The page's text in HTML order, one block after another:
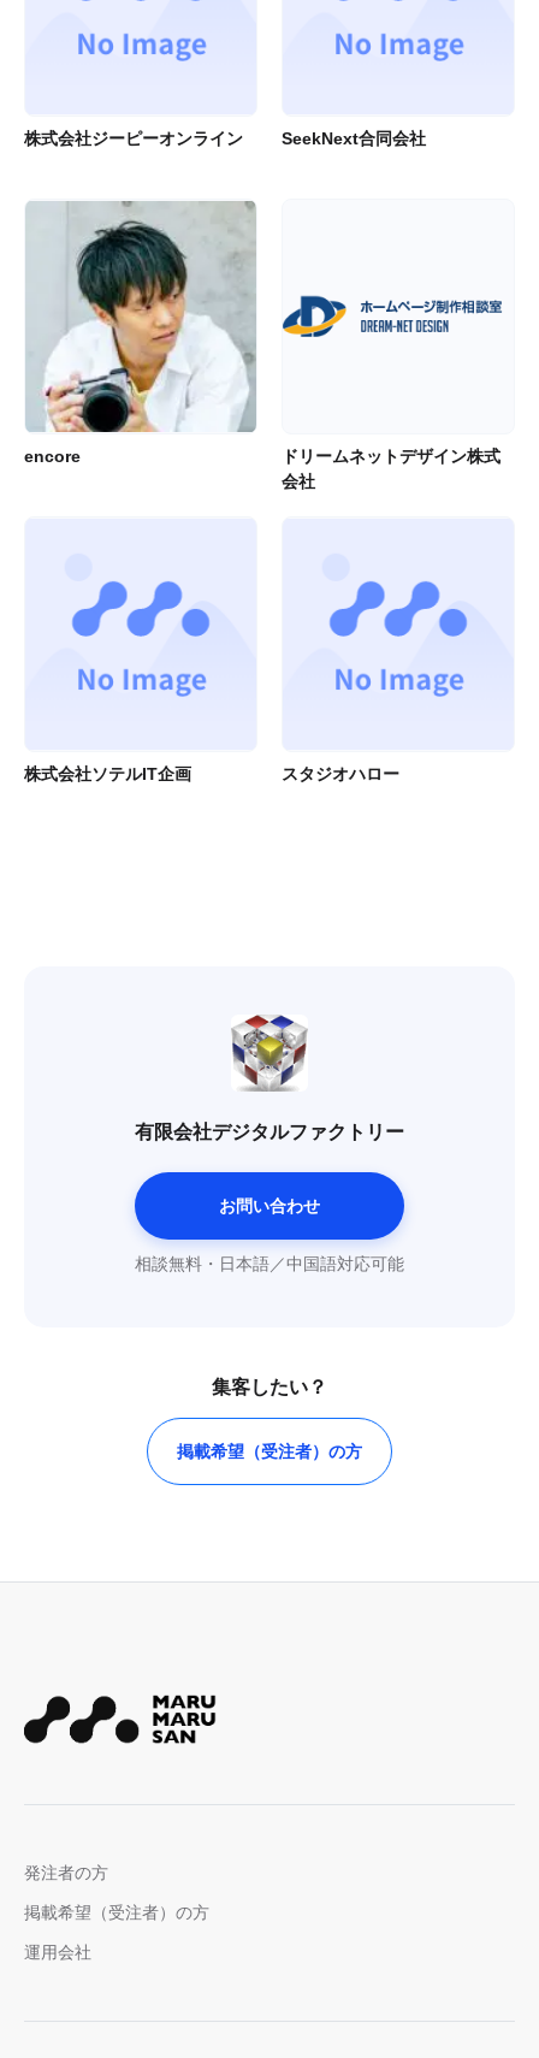
株式会社ジーピーオンライン SeekNext合同会社
encore
ドリームネットデザイン株式
会社
株式会社ソテルIT企画 スタジオハロー
有限会社デジタルファクトリー
お問い合わせ
相談無料・日本語／中国語対応可能
集客したい？
掲載希望（受注者）の方
発注者の方
掲載希望（受注者）の方
運用会社